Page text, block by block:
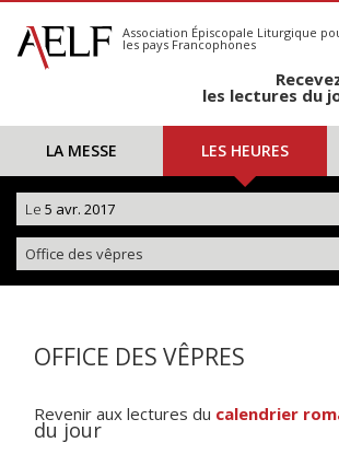
S'abonner
Calendrier
Association Épiscopale Liturgique
les pays Francophones
les lectures du
LA MESSE LES HEURES
Le 5 avr. 2017
Office des vêpres
OFFICE DES VÊPRES
Revenir aux lectures du calendrier
du jour